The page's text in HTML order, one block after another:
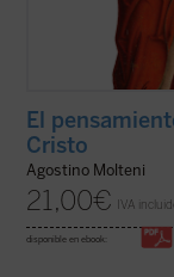
El
Cristo
Agostino Molteni
21,00€ IVA
disponible en ebook: